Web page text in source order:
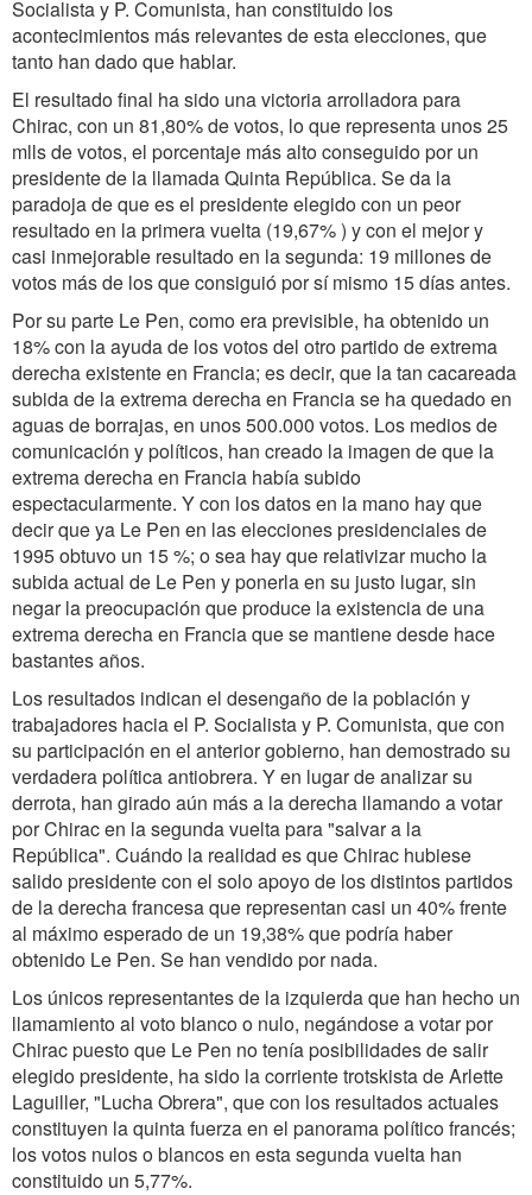
Socialista y P. Comunista, han constituido los
acontecimientos más relevantes de esta elecciones, que
tanto han dado que hablar.
El resultado final ha sido una victoria arrolladora para
Chirac, con un 81,80% de votos, lo que representa unos 25
mlls de votos, el porcentaje más alto conseguido por un
presidente de la llamada Quinta República. Se da la
paradoja de que es el presidente elegido con un peor
resultado en la primera vuelta (19,67% ) y con el mejor y
casi inmejorable resultado en la segunda: 19 millones de
votos más de los que consiguió por sí mismo 15 días antes.
Por su parte Le Pen, como era previsible, ha obtenido un
18% con la ayuda de los votos del otro partido de extrema
derecha existente en Francia; es decir, que la tan cacareada
subida de la extrema derecha en Francia se ha quedado en
aguas de borrajas, en unos 500.000 votos. Los medios de
comunicación y políticos, han creado la imagen de que la
extrema derecha en Francia había subido
espectacularmente. Y con los datos en la mano hay que
decir que ya Le Pen en las elecciones presidenciales de
1995 obtuvo un 15 %; o sea hay que relativizar mucho la
subida actual de Le Pen y ponerla en su justo lugar, sin
negar la preocupación que produce la existencia de una
extrema derecha en Francia que se mantiene desde hace
bastantes años.
Los resultados indican el desengaño de la población y
trabajadores hacia el P. Socialista y P. Comunista, que con
su participación en el anterior gobierno, han demostrado su
verdadera política antiobrera. Y en lugar de analizar su
derrota, han girado aún más a la derecha llamando a votar
por Chirac en la segunda vuelta para "salvar a la
República". Cuándo la realidad es que Chirac hubiese
salido presidente con el solo apoyo de los distintos partidos
de la derecha francesa que representan casi un 40% frente
al máximo esperado de un 19,38% que podría haber
obtenido Le Pen. Se han vendido por nada.
Los únicos representantes de la izquierda que han hecho un
llamamiento al voto blanco o nulo, negándose a votar por
Chirac puesto que Le Pen no tenía posibilidades de salir
elegido presidente, ha sido la corriente trotskista de Arlette
Laguiller, "Lucha Obrera", que con los resultados actuales
constituyen la quinta fuerza en el panorama político francés;
los votos nulos o blancos en esta segunda vuelta han
constituido un 5,77%.